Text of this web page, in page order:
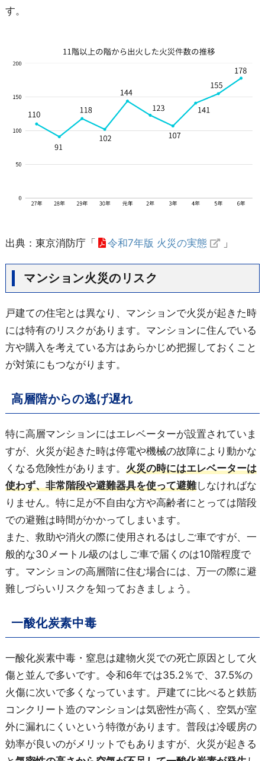
す。
出典：東京消防庁「 令和7年版 火災の実態 」
マンション火災のリスク
戸建ての住宅とは異なり、マンションで火災が起きた時
には特有のリスクがあります。マンションに住んでいる
方や購入を考えている方はあらかじめ把握しておくこと
が対策にもつながります。
高層階からの逃げ遅れ
特に高層マンションにはエレベーターが設置されていま
すが、火災が起きた時は停電や機械の故障により動かな
くなる危険性があります。 火災の時にはエレベーターは
使わず、非常階段や避難器具を使って避難しなければな
りません。特に足が不自由な方や高齢者にとっては階段
での避難は時間がかかってしまいます。
また、救助や消火の際に使用されるはしご車ですが、一
般的な30メートル級のはしご車で届くのは10階程度で
す。マンションの高層階に住む場合には、万一の際に避
難しづらいリスクを知っておきましょう。
一酸化炭素中毒
一酸化炭素中毒・窒息は建物火災での死亡原因として火
傷と並んで多いです。令和6年では35.2％で、37.5%の
火傷に次いで多くなっています。戸建てに比べると鉄筋
コンクリート造のマンションは気密性が高く、空気が室
外に漏れにくいという特徴があります。普段は冷暖房の
効率が良いのがメリットでもありますが、火災が起きる